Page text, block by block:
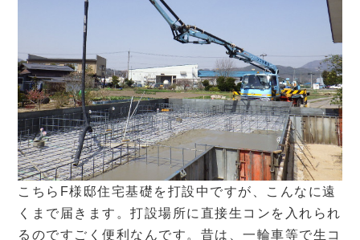
こちらF様邸住宅基礎を打設中ですが、こんなに遠
くまで届きます。打設場所に直接生コンを入れられ
るのですごく便利なんです。昔は、一輪車等で生コ